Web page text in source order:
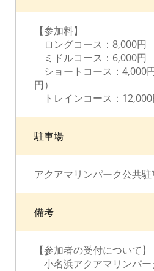
【参加料】
ロングコース：8,000円
ミドルコース：6,000円
ショートコース：4,000
円）
トレインコース：12,000
駐車場
アクアマリンパーク公共
備考
【参加者の受付について】
小名浜アクアマリンパー